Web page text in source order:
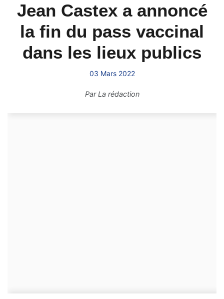
Jean Castex a annoncé
la fin du pass vaccinal
dans les lieux publics
03 Mars 2022
ParLa rédaction